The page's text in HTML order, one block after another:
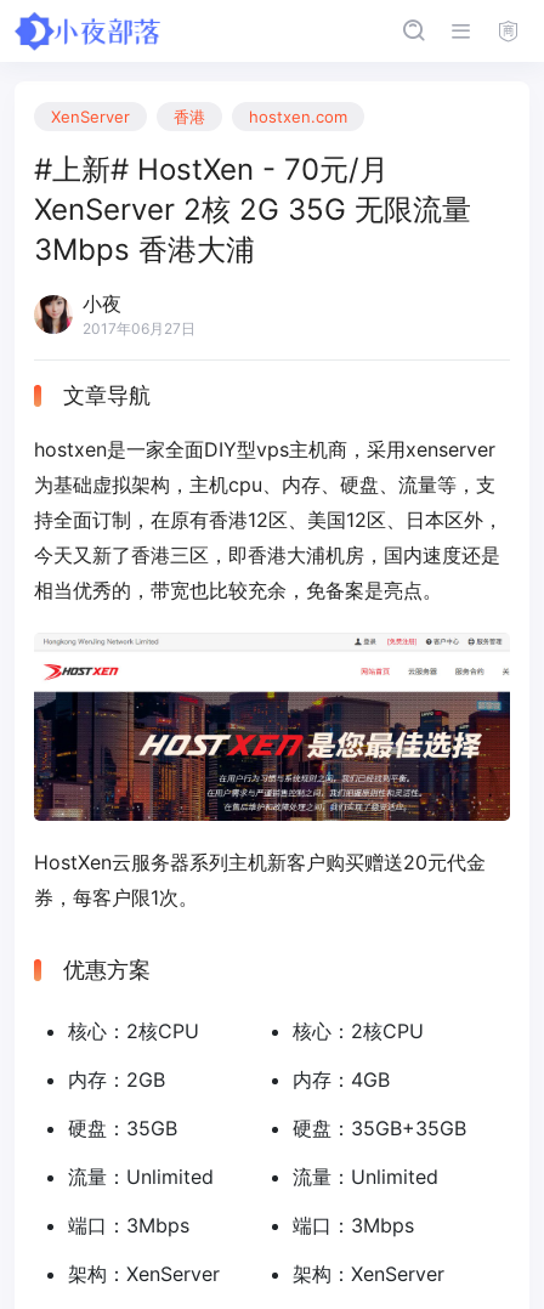
XenServer 香港 hostxen.com
#上新# HostXen - 70元/月
XenServer 2核 2G 35G 无限流量
3Mbps 香港大浦
小夜
2017年06月27日
文章导航
hostxen是一家全面DIY型vps主机商，采用xenserver
为基础虚拟架构，主机cpu、内存、硬盘、流量等，支
持全面订制，在原有香港12区、美国12区、日本区外，
今天又新了香港三区，即香港大浦机房，国内速度还是
相当优秀的，带宽也比较充余，免备案是亮点。
HostXen云服务器系列主机新客户购买赠送20元代金
券，每客户限1次。
优惠方案
核心：2核CPU
内存：2GB
硬盘：35GB
流量：Unlimited
端口：3Mbps
架构：XenServer
核心：2核CPU
内存：4GB
硬盘：35GB+35GB
流量：Unlimited
端口：3Mbps
架构：XenServer